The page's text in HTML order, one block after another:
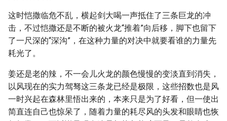
这时恺撒临危不乱，横起剑大喝一声抵住了三条巨龙的冲
击，不过恺撒还是不断的被火龙“推着”向后移，脚下也留下
了一尺深的“深沟”，在这种力量的对决中就要看谁的力量先
耗光了。
姜还是老的辣，不一会儿火龙的颜色慢慢的变淡直到消失，
以风现在的实力驾驽这三条龙已经是极限，这些招数也是风
一时兴起在森林里悟出来的，本来只是为了好看，但一使出
简直连自己也惊呆了，随着力量的耗尽风的头发和眼睛也恢